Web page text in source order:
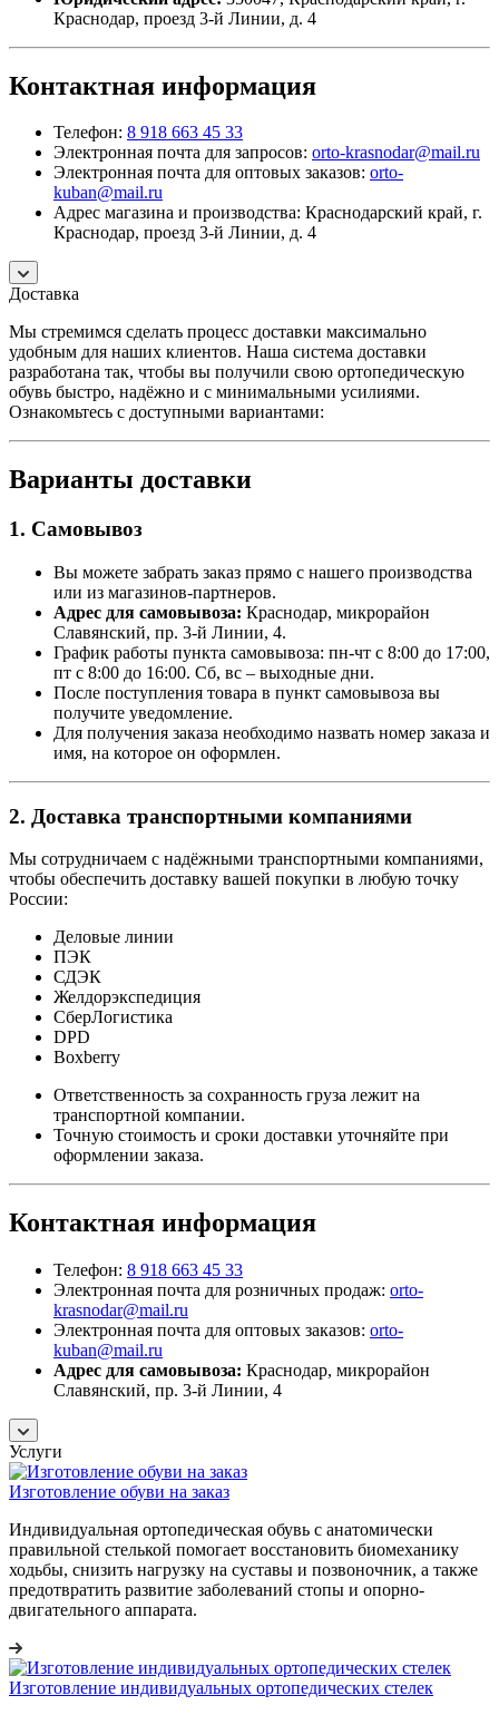
Краснодар, проезд 3-й Линии, д. 4
Контактная информация
Телефон: 8 918 663 45 33
Электронная почта для запросов: orto-krasnodar@mail.ru
Электронная почта для оптовых заказов: orto-
kuban@mail.ru
Адрес магазина и производства: Краснодарский край, г.
Краснодар, проезд 3-й Линии, д. 4
Доставка
Мы стремимся сделать процесс доставки максимально
удобным для наших клиентов. Наша система доставки
разработана так, чтобы вы получили свою ортопедическую
обувь быстро, надёжно и с минимальными усилиями.
Ознакомьтесь с доступными вариантами:
Варианты доставки
1. Самовывоз
Вы можете забрать заказ прямо с нашего производства
или из магазинов-партнеров.
Адрес для самовывоза: Краснодар, микрорайон
Славянский, пр. 3-й Линии, 4.
График работы пункта самовывоза: пн-чт с 8:00 до 17:00,
пт с 8:00 до 16:00. Сб, вс – выходные дни.
После поступления товара в пункт самовывоза вы
получите уведомление.
Для получения заказа необходимо назвать номер заказа и
имя, на которое он оформлен.
2. Доставка транспортными компаниями
Мы сотрудничаем с надёжными транспортными компаниями,
чтобы обеспечить доставку вашей покупки в любую точку
России:
Деловые линии
ПЭК
СДЭК
Желдорэкспедиция
СберЛогистика
DPD
Boxberry
Ответственность за сохранность груза лежит на
транспортной компании.
Точную стоимость и сроки доставки уточняйте при
оформлении заказа.
Контактная информация
Телефон: 8 918 663 45 33
Электронная почта для розничных продаж: orto-
krasnodar@mail.ru
Электронная почта для оптовых заказов: orto-
kuban@mail.ru
Адрес для самовывоза: Краснодар, микрорайон
Славянский, пр. 3-й Линии, 4
Услуги
Изготовление обуви на заказ
Индивидуальная ортопедическая обувь с анатомически
правильной стелькой помогает восстановить биомеханику
ходьбы, снизить нагрузку на суставы и позвоночник, а также
предотвратить развитие заболеваний стопы и опорно-
двигательного аппарата.
Изготовление индивидуальных ортопедических стелек